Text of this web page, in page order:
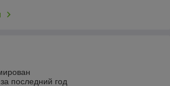
последний год